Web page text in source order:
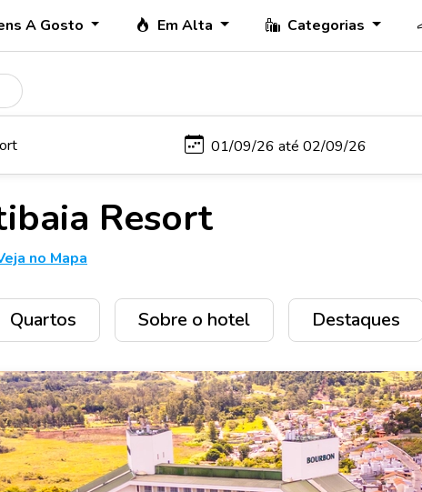
A Gosto Em Alta Categorias
Resort
no Mapa
Quartos Sobre o hotel Destaques